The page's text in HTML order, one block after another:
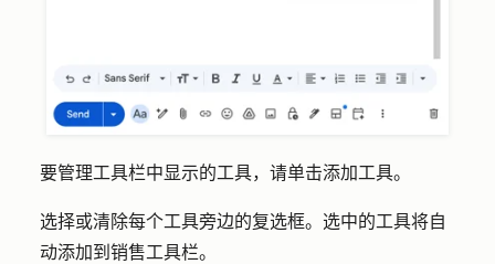
要管理工具栏中显示的工具，请单击添加工具。
选择或清除每个工具旁边的复选框。选中的工具将自
动添加到销售工具栏。